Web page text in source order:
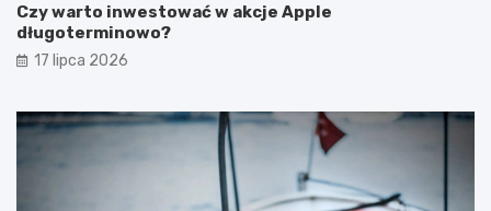
Czy warto inwestować w akcje Apple
długoterminowo?
17 lipca 2026